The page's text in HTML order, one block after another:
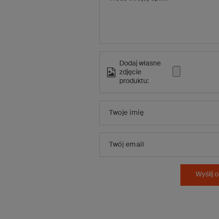
Dodaj własne
zdjęcie
produktu:
Twoje imię
Twój email
Wyślij